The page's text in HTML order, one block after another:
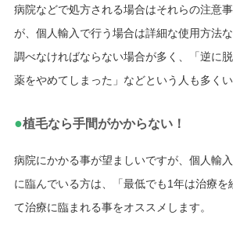
病院などで処方される場合はそれらの注意
が、個人輸入で行う場合は詳細な使用方法
調べなければならない場合が多く、「逆に
薬をやめてしまった」などという人も多くい
●植毛なら手間がかからない！
病院にかかる事が望ましいですが、個人輸
に臨んでいる方は、「最低でも1年は治療を
て治療に臨まれる事をオススメします。